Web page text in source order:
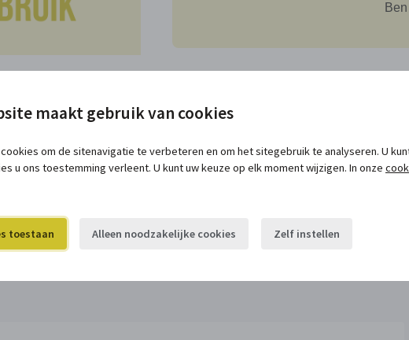
maakt gebruik van cookies
om de sitenavigatie te verbeteren en om het sitegebruik te analyseren. U
u ons toestemming verleent. U kunt uw keuze op elk moment wijzigen. In onze
toestaan Alleen noodzakelijke cookies Zelf instellen